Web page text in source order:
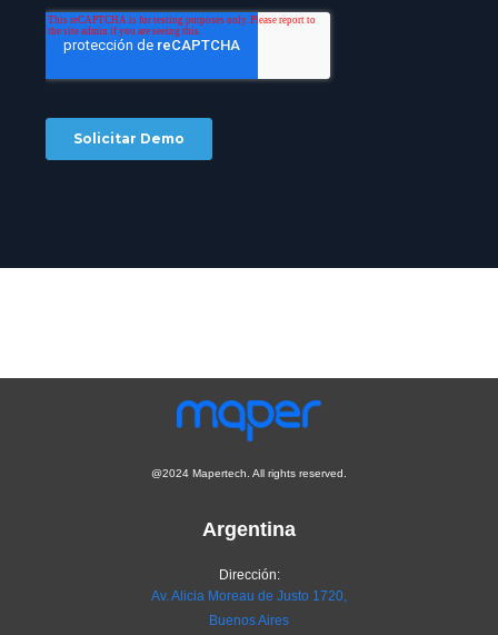
@2024 Mapertech. All rights reserved.
Argentina
Dirección:
Av. Alicia Moreau de Justo 1720,
Buenos Aires